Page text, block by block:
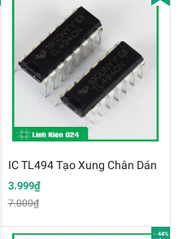
IC TL494 Tạo Xung Chân Dán
3.999₫
7.000₫
- 44%